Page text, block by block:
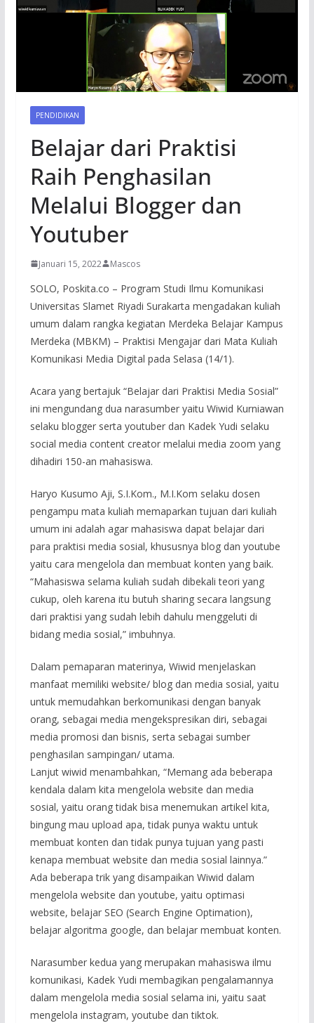
PENDIDIKAN
Belajar dari Praktisi
Raih Penghasilan
Melalui Blogger dan
Youtuber
Januari 15, 2022 Mascos
SOLO, Poskita.co – Program Studi Ilmu Komunikasi
Universitas Slamet Riyadi Surakarta mengadakan kuliah
umum dalam rangka kegiatan Merdeka Belajar Kampus
Merdeka (MBKM) – Praktisi Mengajar dari Mata Kuliah
Komunikasi Media Digital pada Selasa (14/1).
Acara yang bertajuk “Belajar dari Praktisi Media Sosial”
ini mengundang dua narasumber yaitu Wiwid Kurniawan
selaku blogger serta youtuber dan Kadek Yudi selaku
social media content creator melalui media zoom yang
dihadiri 150-an mahasiswa.
Haryo Kusumo Aji, S.I.Kom., M.I.Kom selaku dosen
pengampu mata kuliah memaparkan tujuan dari kuliah
umum ini adalah agar mahasiswa dapat belajar dari
para praktisi media sosial, khususnya blog dan youtube
yaitu cara mengelola dan membuat konten yang baik.
“Mahasiswa selama kuliah sudah dibekali teori yang
cukup, oleh karena itu butuh sharing secara langsung
dari praktisi yang sudah lebih dahulu menggeluti di
bidang media sosial,” imbuhnya.
Dalam pemaparan materinya, Wiwid menjelaskan
manfaat memiliki website/ blog dan media sosial, yaitu
untuk memudahkan berkomunikasi dengan banyak
orang, sebagai media mengekspresikan diri, sebagai
media promosi dan bisnis, serta sebagai sumber
penghasilan sampingan/ utama.
Lanjut wiwid menambahkan, “Memang ada beberapa
kendala dalam kita mengelola website dan media
sosial, yaitu orang tidak bisa menemukan artikel kita,
bingung mau upload apa, tidak punya waktu untuk
membuat konten dan tidak punya tujuan yang pasti
kenapa membuat website dan media sosial lainnya.”
Ada beberapa trik yang disampaikan Wiwid dalam
mengelola website dan youtube, yaitu optimasi
website, belajar SEO (Search Engine Optimation),
belajar algoritma google, dan belajar membuat konten.
Narasumber kedua yang merupakan mahasiswa ilmu
komunikasi, Kadek Yudi membagikan pengalamannya
dalam mengelola media sosial selama ini, yaitu saat
mengelola instagram, youtube dan tiktok.